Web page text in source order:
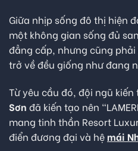
Giữa nhịp sống đô thị hiện
một không gian sống đủ
đẳng cấp, nhưng cũng
trở về đều giống như đang
Từ yêu cầu đó, đội ngũ kiến
Sơn đã kiến tạo nên
mang tinh thần Resort
điển đương đại và hệ mái